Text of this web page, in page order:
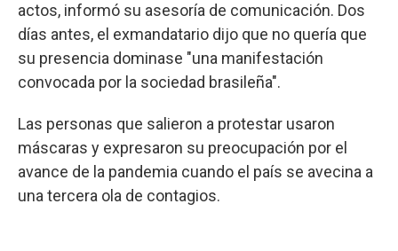
actos, informó su asesoría de comunicación. Dos
días antes, el exmandatario dijo que no quería que
su presencia dominase "una manifestación
convocada por la sociedad brasileña".
Las personas que salieron a protestar usaron
máscaras y expresaron su preocupación por el
avance de la pandemia cuando el país se avecina a
una tercera ola de contagios.